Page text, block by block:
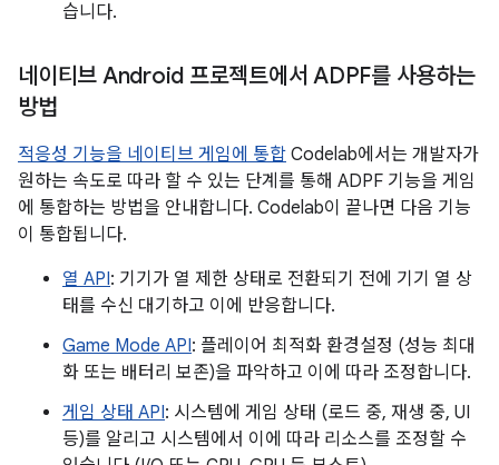
습니다.
네이티브 Android 프로젝트에서 ADPF를 사용하는
방법
적응성 기능을 네이티브 게임에 통합 Codelab에서는 개발자가
원하는 속도로 따라 할 수 있는 단계를 통해 ADPF 기능을 게임
에 통합하는 방법을 안내합니다. Codelab이 끝나면 다음 기능
이 통합됩니다.
열 API: 기기가 열 제한 상태로 전환되기 전에 기기 열 상
태를 수신 대기하고 이에 반응합니다.
Game Mode API: 플레이어 최적화 환경설정 (성능 최대
화 또는 배터리 보존)을 파악하고 이에 따라 조정합니다.
게임 상태 API: 시스템에 게임 상태 (로드 중, 재생 중, UI
등)를 알리고 시스템에서 이에 따라 리소스를 조정할 수